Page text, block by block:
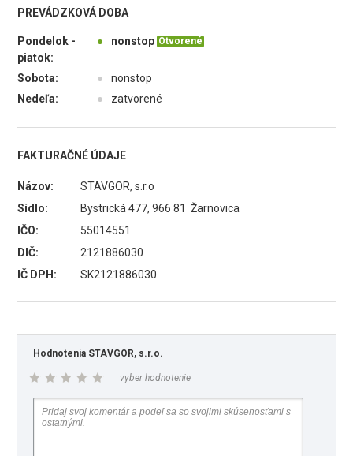
PREVÁDZKOVÁ DOBA
Pondelok -
piatok:
● nonstop Otvorené
Sobota: ●
nonstop
Nedeľa:
● zatvorené
FAKTURAČNÉ ÚDAJE
Názov:
STAVGOR, s.r.o
Sídlo:
Bystrická 477, 966 81 Žarnovica
IČO:
55014551
DIČ:
2121886030
IČ DPH:
SK2121886030
Hodnotenia STAVGOR, s.r.o.
vyber hodnotenie